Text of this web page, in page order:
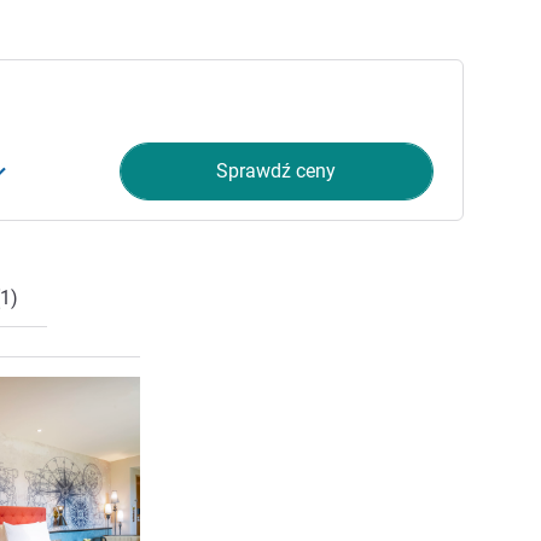
Sprawdź ceny